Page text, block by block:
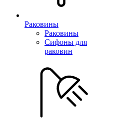
Раковины
Раковины
Сифоны для
раковин